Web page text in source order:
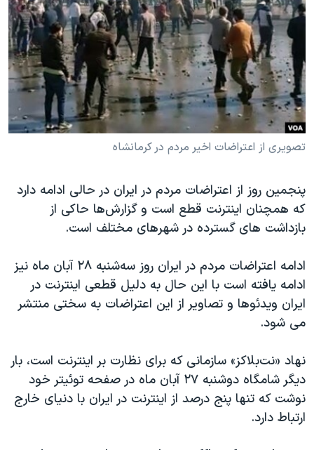
فرهنگ و زندگی
حقوق شهروندی
اقتصادی
علم و فناوری
اسرائیل در جنگ
مستندها
انتخابات ریاست جمهوری آمریکا ۲۰۲۴
حمله جمهوری اسلامی به اسرائیل
رمز مهسا
ورزش زنان در ایران
تریبونال مردمی آبان ۹۸
دادگاه حمید نوری
قانون شفافیت دارائی کادر رهبری ایران
اعتراضات مردمی آبان ۹۸
اسرائیل در جنگ
همایش محافظه‌کاران آمریکا «سی‌پک»
صفحه‌های ویژه
سفر پرزیدنت ترامپ به چین
دنبال کنید
زبانهای مختلف
تصویری از اعتراضات اخیر مردم در کرمانشاه
پنجمین روز از اعتراضات مردم در ایران در حالی ادامه دارد
که همچنان اینترنت قطع است و گزارش‌ها حاکی از
بازداشت های گسترده در شهرهای مختلف است.
ادامه اعتراضات مردم در ایران روز سه‌شنبه ۲۸ آبان ماه نیز
ادامه یافته است با این حال به دلیل قطعی اینترنت در
ایران ویدئوها و تصاویر از این اعتراضات به سختی منتشر
می شود.
نهاد «نت‌بلاکز» سازمانی که برای نظارت بر اینترنت است، بار
دیگر شامگاه دوشنبه ۲۷ آبان ماه در صفحه توئیتر خود
نوشت که تنها پنج درصد از اینترنت در ایران با دنیای خارج
ارتباط دارد.